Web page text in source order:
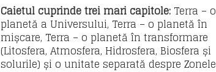
Caietul cuprinde trei mari capitole:Terra – o
planetă a Universului, Terra – o planetă în
mișcare, Terra – o planetă în transformare
(Litosfera, Atmosfera, Hidrosfera, Biosfera și
solurile) și o unitate separată despre Zonele